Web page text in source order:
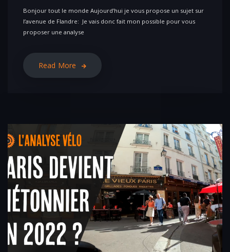
Bonjour tout le monde Aujourd’hui je vous propose un sujet sur
l’avenue de Flandre: Je vais donc fait mon possible pour vous
proposer une analyse
Read More